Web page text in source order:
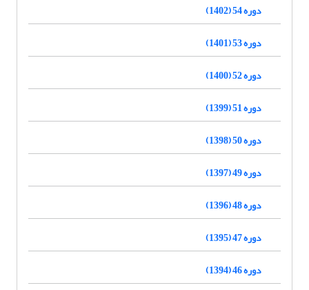
دوره 54 (1402)
دوره 53 (1401)
دوره 52 (1400)
دوره 51 (1399)
دوره 50 (1398)
دوره 49 (1397)
دوره 48 (1396)
دوره 47 (1395)
دوره 46 (1394)